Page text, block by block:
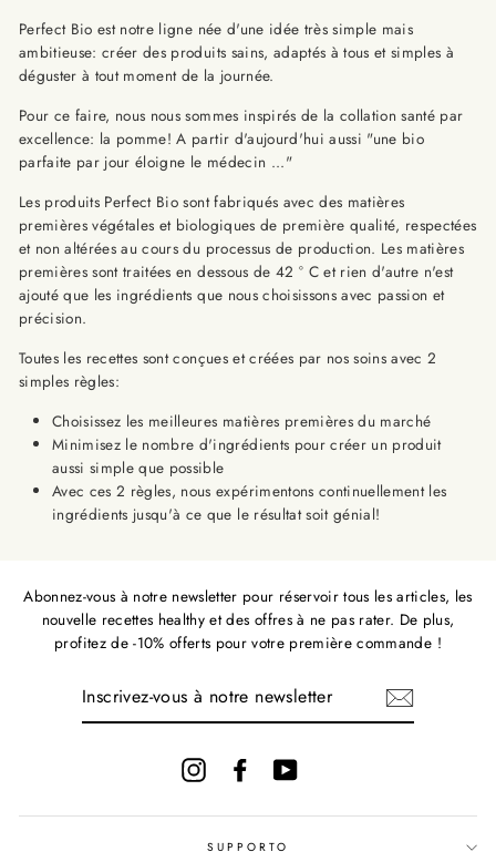
Perfect Bio est notre ligne née d'une idée très simple mais
ambitieuse: créer des produits sains, adaptés à tous et simples à
déguster à tout moment de la journée.
Pour ce faire, nous nous sommes inspirés de la collation santé par
excellence: la pomme! A partir d'aujourd'hui aussi "une bio
parfaite par jour éloigne le médecin ..."
Les produits Perfect Bio sont fabriqués avec des matières
premières végétales et biologiques de première qualité, respectées
et non altérées au cours du processus de production. Les matières
premières sont traitées en dessous de 42 ° C et rien d'autre n'est
ajouté que les ingrédients que nous choisissons avec passion et
précision.
Toutes les recettes sont conçues et créées par nos soins avec 2
simples règles:
Choisissez les meilleures matières premières du marché
Minimisez le nombre d'ingrédients pour créer un produit
aussi simple que possible
Avec ces 2 règles, nous expérimentons continuellement les
ingrédients jusqu'à ce que le résultat soit génial!
Abonnez-vous à notre newsletter pour réservoir tous les articles, les
nouvelle recettes healthy et des offres à ne pas rater. De plus,
profitez de -10% offerts pour votre première commande !
InstagramFacebookYouTube
SUPPORTO